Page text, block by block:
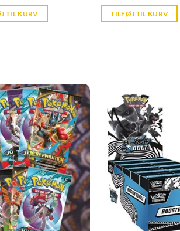
is:
kr. 39,95.
TIL KURV
is:
kr. 39,95.
TILFØJ TIL KURV